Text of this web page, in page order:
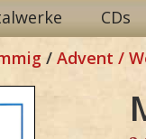
CDs
/ Advent /